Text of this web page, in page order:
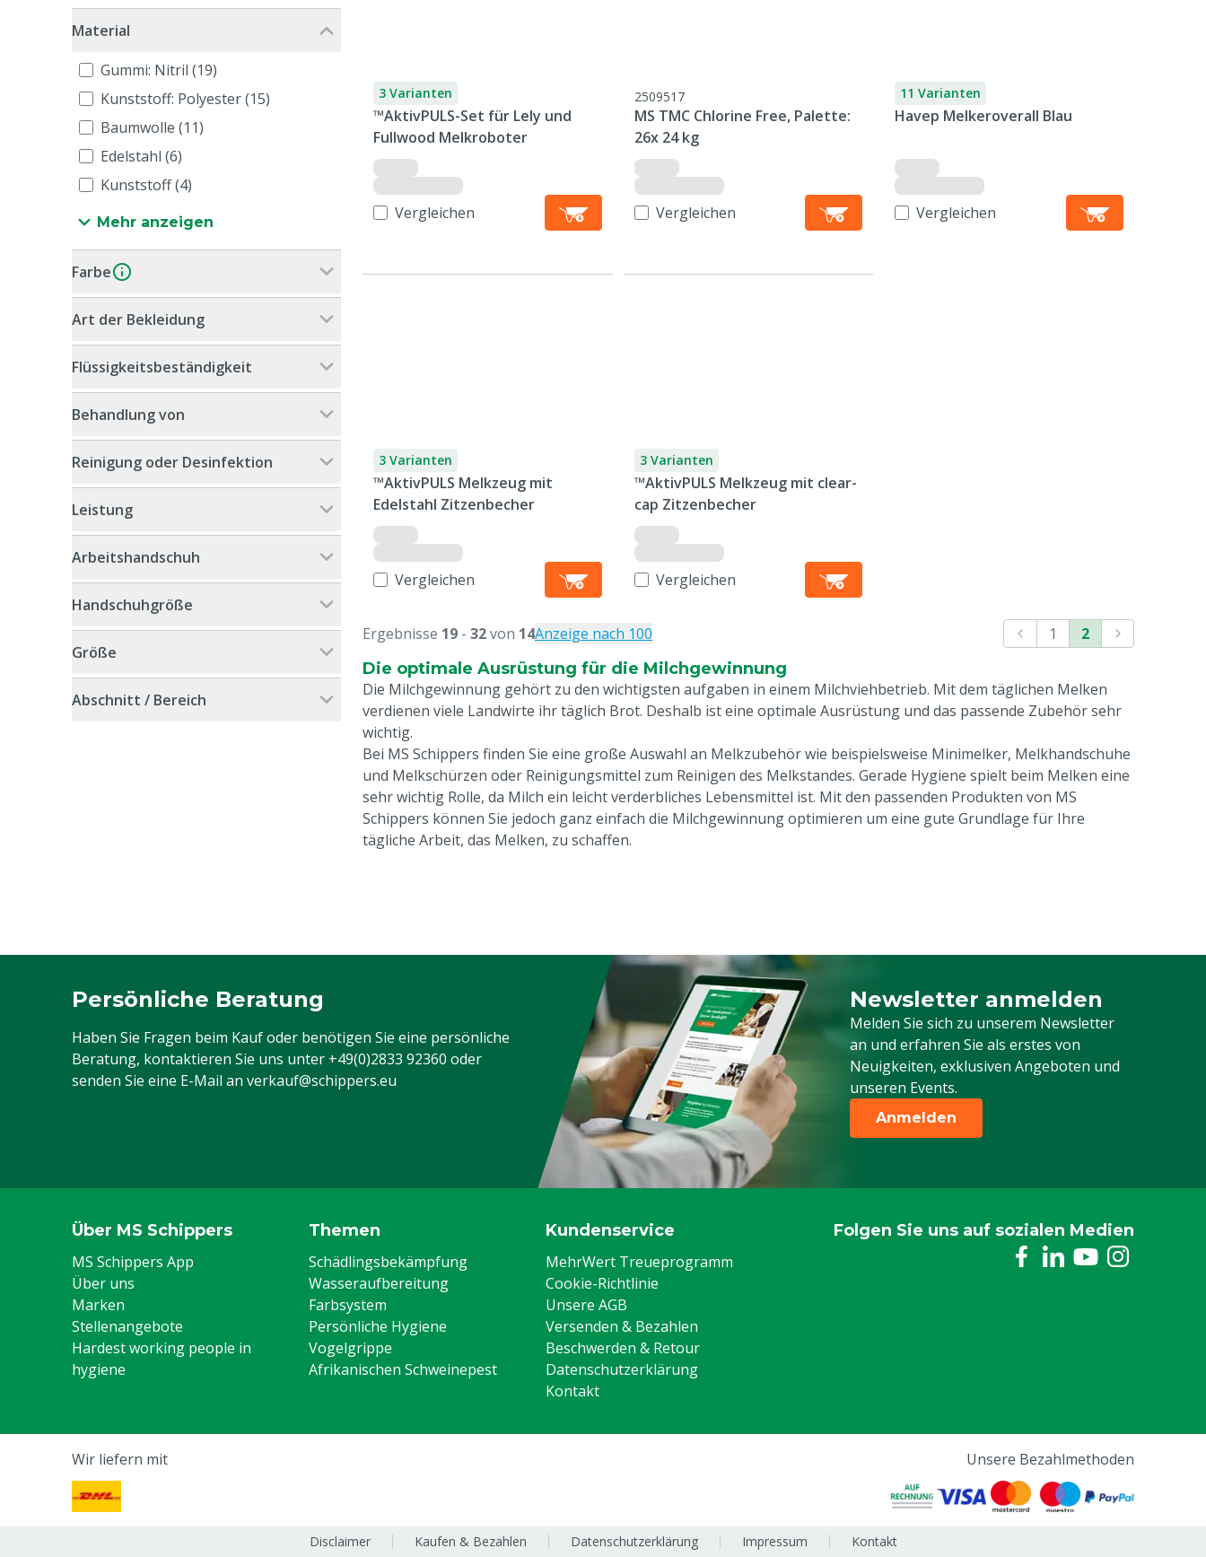
Material
Gummi: Nitril (19)
Kunststoff: Polyester (15)
Baumwolle (11)
Edelstahl (6)
Kunststoff (4)
Mehr anzeigen
Farbe
Art der Bekleidung
Flüssigkeitsbeständigkeit
Behandlung von
Reinigung oder Desinfektion
Leistung
Arbeitshandschuh
Handschuhgröße
Größe
Abschnitt / Bereich
3 Varianten
™AktivPULS-Set für Lely und
Fullwood Melkroboter
Vergleichen
2509517
MS TMC Chlorine Free, Palette:
26x 24 kg
Vergleichen
11 Varianten
Havep Melkeroverall Blau
Vergleichen
3 Varianten
™AktivPULS Melkzeug mit
Edelstahl Zitzenbecher
Vergleichen
3 Varianten
™AktivPULS Melkzeug mit clear-
cap Zitzenbecher
Vergleichen
Ergebnisse 19 - 32von 14Anzeige nach 100 1
2
Die optimale Ausrüstung für die Milchgewinnung
Die Milchgewinnung gehört zu den wichtigsten aufgaben in einem Milchviehbetrieb. Mit dem täglichen Melken
verdienen viele Landwirte ihr täglich Brot. Deshalb ist eine optimale Ausrüstung und das passende Zubehör sehr
wichtig.
Bei MS Schippers finden Sie eine große Auswahl an Melkzubehör wie beispielsweise Minimelker, Melkhandschuhe
und Melkschürzen oder Reinigungsmittel zum Reinigen des Melkstandes. Gerade Hygiene spielt beim Melken eine
sehr wichtig Rolle, da Milch ein leicht verderbliches Lebensmittel ist. Mit den passenden Produkten von MS
Schippers können Sie jedoch ganz einfach die Milchgewinnung optimieren um eine gute Grundlage für Ihre
tägliche Arbeit, das Melken, zu schaffen.
Persönliche Beratung
Haben Sie Fragen beim Kauf oder benötigen Sie eine persönliche
Beratung, kontaktieren Sie uns unter +49(0)2833 92360 oder
senden Sie eine E-Mail an verkauf@schippers.eu
Newsletter anmelden
Melden Sie sich zu unserem Newsletter
an und erfahren Sie als erstes von
Neuigkeiten, exklusiven Angeboten und
unseren Events.
Melden Sie sich für unseren Newsletter
Anmelden
Über MS Schippers
MS Schippers App
Über uns
Marken
Stellenangebote
Hardest working people in
hygiene
Themen
Schädlingsbekämpfung
Wasseraufbereitung
Farbsystem
Persönliche Hygiene
Vogelgrippe
Afrikanischen Schweinepest
Kundenservice
MehrWert Treueprogramm
Cookie-Richtlinie
Unsere AGB
Versenden & Bezahlen
Beschwerden & Retour
Datenschutzerklärung
Kontakt
Folgen Sie uns auf sozialen Medien
Wir liefern mit Unsere Bezahlmethoden
Disclaimer Kaufen & Bezahlen Datenschutzerklärung Impressum Kontakt